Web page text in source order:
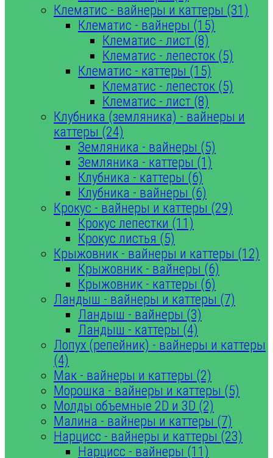
Клематис - вайнеры и каттеры (31)
Клематис - вайнеры (15)
Клематис - лист (8)
Клематис - лепесток (5)
Клематис - каттеры (15)
Клематис - лепесток (5)
Клематис - лист (8)
Клубника (земляника) - вайнеры и
каттеры (24)
Земляника - вайнеры (5)
Земляника - каттеры (1)
Клубника - каттеры (6)
Клубника - вайнеры (6)
Крокус - вайнеры и каттеры (29)
Крокус лепестки (11)
Крокус листья (5)
Крыжовник - вайнеры и каттеры (12)
Крыжовник - вайнеры (6)
Крыжовник - каттеры (6)
Ландыш - вайнеры и каттеры (7)
Ландыш - вайнеры (3)
Ландыш - каттеры (4)
Лопух (репейник) - вайнеры и каттеры
(4)
Мак - вайнеры и каттеры (2)
Морошка - вайнеры и каттеры (5)
Молды объемные 2D и 3D (2)
Малина - вайнеры и каттеры (7)
Нарцисс - вайнеры и каттеры (23)
Нарцисс - вайнеры (11)